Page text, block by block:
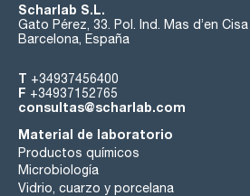
Scharlab S.L.
Gato Pérez, 33. Pol. Ind. Mas d’en
Barcelona, España
T +34937456400
F +34937152765
consultas@scharlab.com
Material de laboratorio
Productos químicos
Microbiología
Vidrio, cuarzo y porcelana